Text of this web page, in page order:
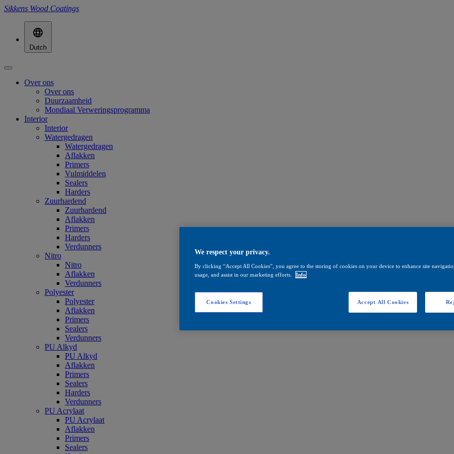
Sikkens Wood Coatings
Dutch
Over ons
Over ons
Duurzaamheid
Mondiaal Verweringsprogramma
Interior
Interior
Watergedragen
Watergedragen
Aflakken
Primers
Vulmiddelen
Sealers
Harders
Zuurhardend
Zuurhardend
Aflakken
Primers
Harders
Verdunners
Nitro
Nitro
Aflakken
Verdunners
Polyester
Polyester
Aflakken
Primers
Sealers
Verdunners
PU Alkyd
PU Alkyd
Aflakken
Primers
Sealers
Harders
Verdunners
PU Acrylaat
PU Acrylaat
Aflakken
Primers
Sealers
We respect your privacy.
By clicking “Accept All Cookies”, you agree to the storing of cookies on your device to enhance site
usage, and assist in our marketing efforts.
Info
Cookies Settings Accept All Cookies